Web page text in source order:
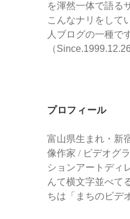
を渾然一体で語る
こんなナリをして
人ブログの一種で
（
プロフィール
富山県生まれ・新
像作家 / ビデオグ
ションアートディ
んて横文字並べて
ちは「まちのビデ